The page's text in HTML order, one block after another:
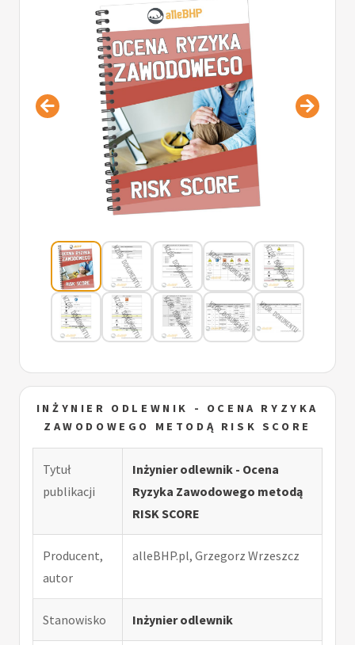
INŻYNIER ODLEWNIK - OCENA RYZYKA
ZAWODOWEGO METODĄ RISK SCORE
Tytuł
publikacji
Inżynier odlewnik - Ocena
Ryzyka Zawodowego metodą
RISK SCORE
Producent,
autor
alleBHP.pl, Grzegorz Wrzeszcz
Stanowisko Inżynier odlewnik